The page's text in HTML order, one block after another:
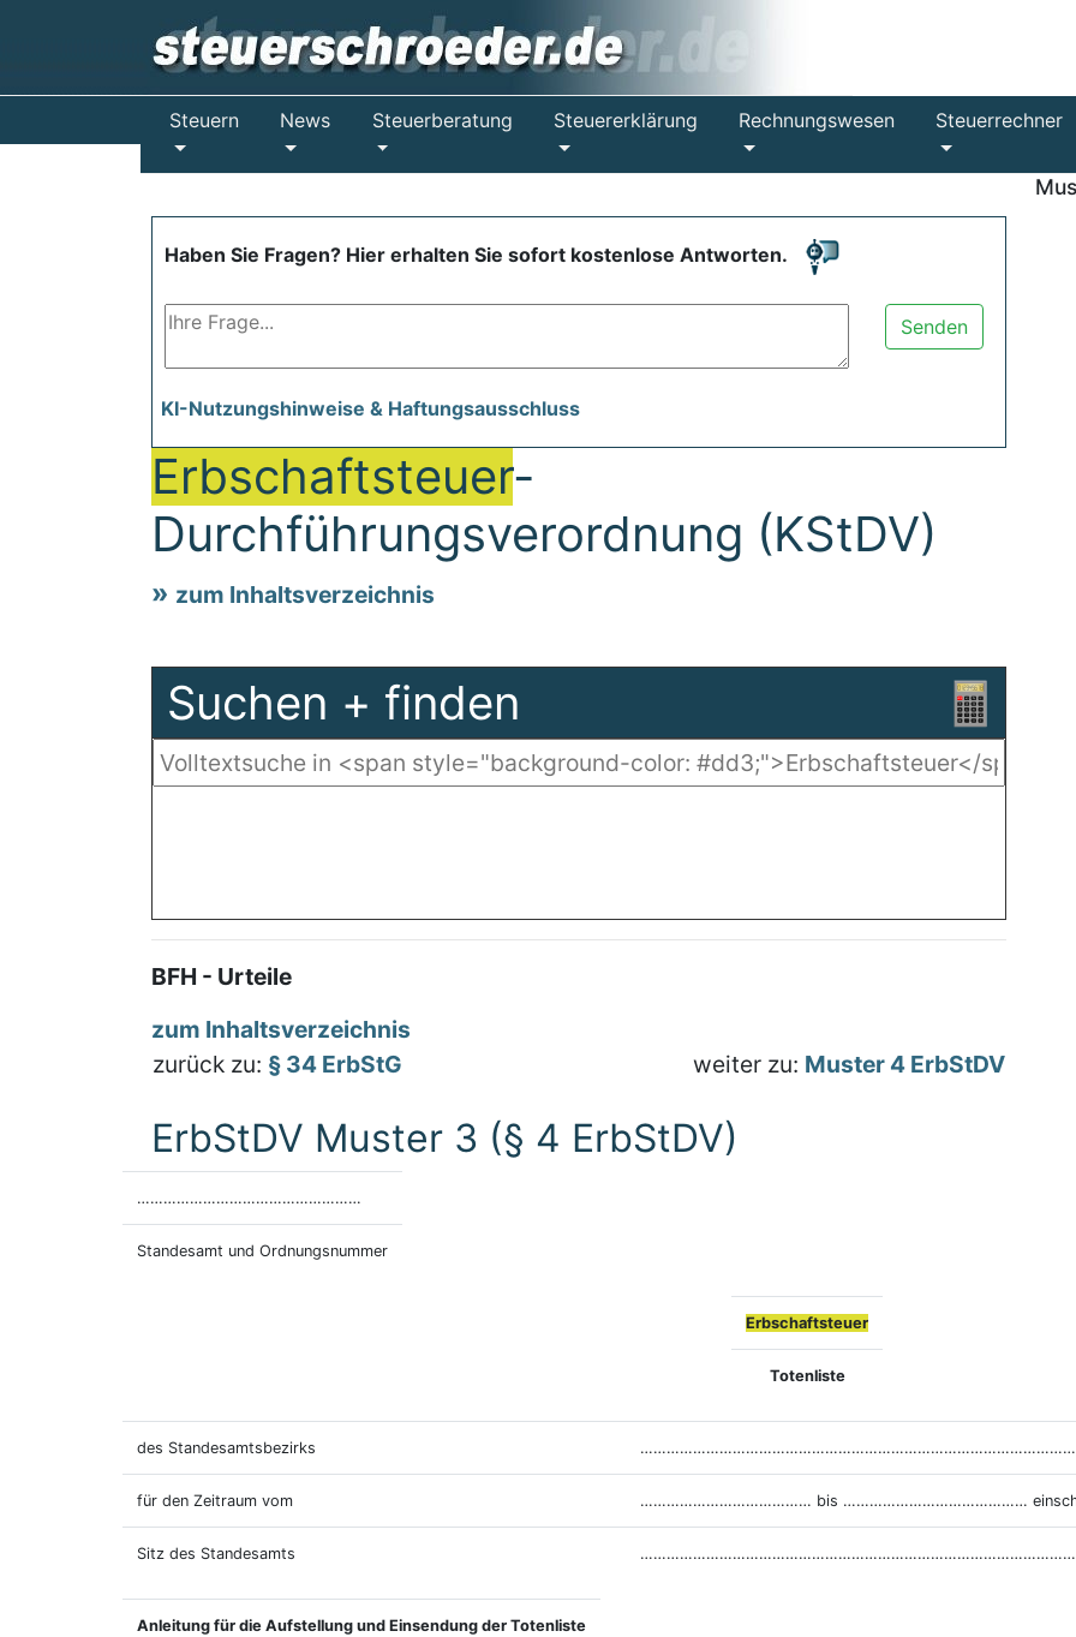
Steuern News Steuerberatung Steuererklärung Rechnungswesen Steuerrechner
Haben Sie Fragen? Hier erhalten Sie sofort kostenlose Antworten.
Senden
KI-Nutzungshinweise & Haftungsausschluss
Erbschaftsteuer-
Durchführungsverordnung (KStDV)
zum Inhaltsverzeichnis
Suchen + finden
BFH - Urteile
zum Inhaltsverzeichnis
zurück zu: § 34 ErbStG weiter zu: Muster 4 ErbStDV
ErbStDV Muster 3 (§ 4 ErbStDV)
……………………………………………
Standesamt und Ordnungsnummer
Erbschaftsteuer
Totenliste
des Standesamtsbezirks
für den Zeitraum vom ………………………………… bis ……………………………………
Sitz des Standesamts
Anleitung für die Aufstellung und Einsendung der Totenliste